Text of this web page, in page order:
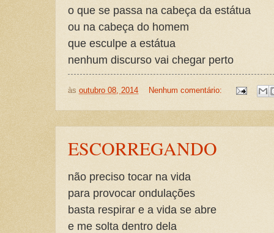
o que se passa na cabeça da estátua
ou na cabeça do homem
que esculpe a estátua
nenhum discurso vai chegar perto
às outubro 08, 2014 Nenhum comentário:
ESCORREGANDO
não preciso tocar na vida
para provocar ondulações
basta respirar e a vida se abre
e me solta dentro dela